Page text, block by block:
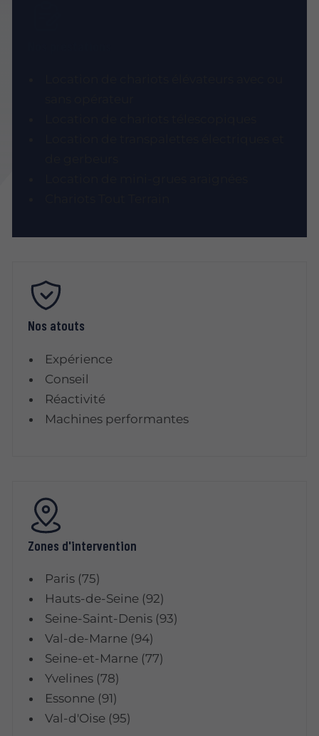
Nos atouts
Expérience
Conseil
Réactivité
Machines performantes
Zones d'intervention
Paris (75)
Hauts-de-Seine (92)
Seine-Saint-Denis (93)
Val-de-Marne (94)
Seine-et-Marne (77)
Yvelines (78)
Essonne (91)
Val-d'Oise (95)